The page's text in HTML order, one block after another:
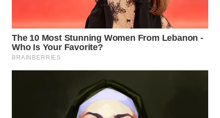
SUBANG
WN
SUKABUMI